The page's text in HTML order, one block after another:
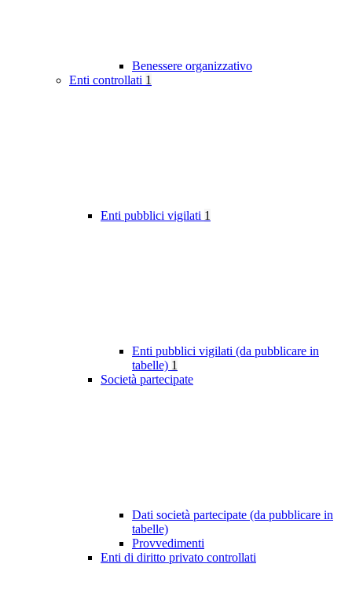
Benessere organizzativo
Enti controllati 1
Enti pubblici vigilati 1
Enti pubblici vigilati (da pubblicare in
tabelle) 1
Società partecipate
Dati società partecipate (da pubblicare in
tabelle)
Provvedimenti
Enti di diritto privato controllati